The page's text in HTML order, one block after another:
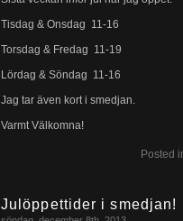
Tisdag & Onsdag 11-16
Torsdag & Fredag 11-19
Lördag & Söndag 11-16
Jag tar även kort i smedjan.
Varmt Välkomna!
Posted
Julöppettider i smedjan!